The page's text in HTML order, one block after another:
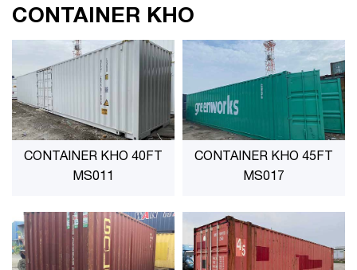
CONTAINER KHO
CONTAINER KHO 40FT
MS011
CONTAINER KHO 45FT
MS017